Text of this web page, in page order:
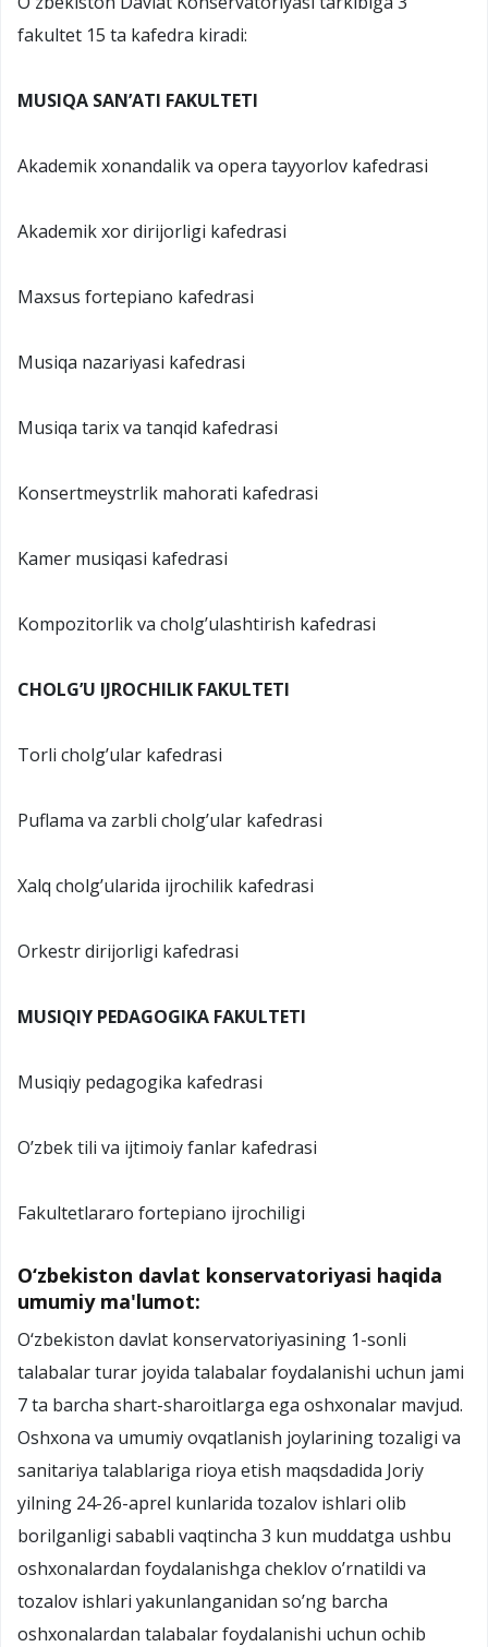
fakultet 15 ta kafedra kiradi:
MUSIQA SAN’ATI FAKULTETI
Akademik xonandalik va opera tayyorlov kafedrasi
Akademik xor dirijorligi kafedrasi
Maxsus fortepiano kafedrasi
Musiqa nazariyasi kafedrasi
Musiqa tarix va tanqid kafedrasi
Konsertmeystrlik mahorati kafedrasi
Kamer musiqasi kafedrasi
Kompozitorlik va cholg’ulashtirish kafedrasi
CHOLG’U IJROCHILIK FAKULTETI
Torli cholg’ular kafedrasi
Puflama va zarbli cholg’ular kafedrasi
Xalq cholg’ularida ijrochilik kafedrasi
Orkestr dirijorligi kafedrasi
MUSIQIY PEDAGOGIKA FAKULTETI
Musiqiy pedagogika kafedrasi
O’zbek tili va ijtimoiy fanlar kafedrasi
Fakultetlararo fortepiano ijrochiligi
O‘zbekiston davlat konservatoriyasi haqida
umumiy ma'lumot:
O‘zbekiston davlat konservatoriyasining 1-sonli
talabalar turar joyida talabalar foydalanishi uchun jami
7 ta barcha shart-sharoitlarga ega oshxonalar mavjud.
Oshxona va umumiy ovqatlanish joylarining tozaligi va
sanitariya talablariga rioya etish maqsdadida Joriy
yilning 24-26-aprel kunlarida tozalov ishlari olib
borilganligi sababli vaqtincha 3 kun muddatga ushbu
oshxonalardan foydalanishga cheklov o’rnatildi va
tozalov ishlari yakunlanganidan so’ng barcha
oshxonalardan talabalar foydalanishi uchun ochib